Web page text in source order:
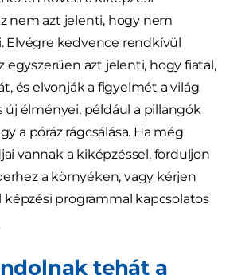
nem azt jelenti, hogy nem
Elvégre kedvence rendkívül
egyszerűen azt jelenti, hogy fiatal,
és elvonják a figyelmét a világ
új élményei, például a pillangók
a póráz rágcsálása. Ha még
vannak a kiképzéssel, forduljon
a környéken, vagy kérjen
képzési programmal kapcsolatos
tehát a